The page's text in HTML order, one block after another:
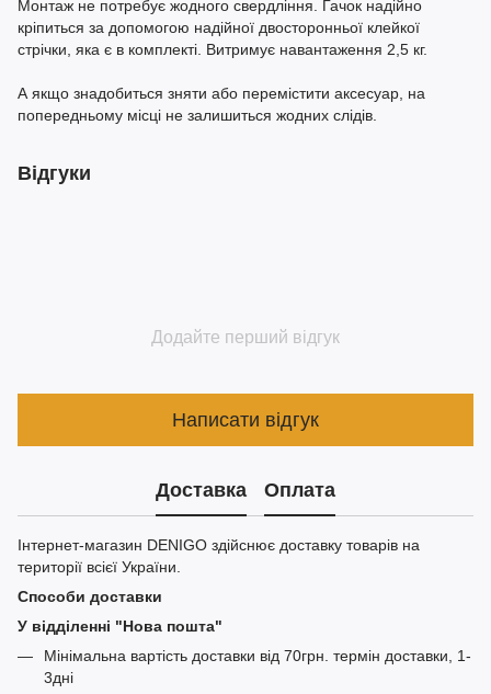
Монтаж не потребує жодного свердління. Гачок надійно
кріпиться за допомогою надійної двосторонньої клейкої
стрічки, яка є в комплекті. Витримує навантаження 2,5 кг.
А якщо знадобиться зняти або перемістити аксесуар, на
попередньому місці не залишиться жодних слідів.
Відгуки
Додайте перший відгук
Написати відгук
Доставка Оплата
Інтернет-магазин DENIGO здійснює доставку товарів на
території всієї України.
Способи доставки
У відділенні "Нова пошта"
Мінімальна вартість доставки від 70грн. термін доставки, 1-
3дні